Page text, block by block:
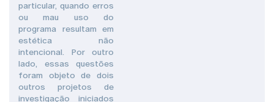
particular, quando erros
ou mau uso do
programa resultam em
estética não
intencional. Por outro
lado, essas questões
foram objeto de dois
outros projetos de
investigação iniciados